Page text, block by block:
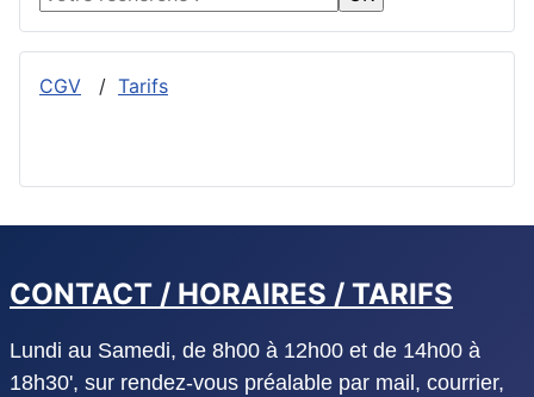
CGV / Tarifs
CONTACT / HORAIRES / TARIFS
Lundi au Samedi, de 8h00 à 12h00 et de 14h00 à
18h30', sur rendez-vous préalable par mail, courrier,